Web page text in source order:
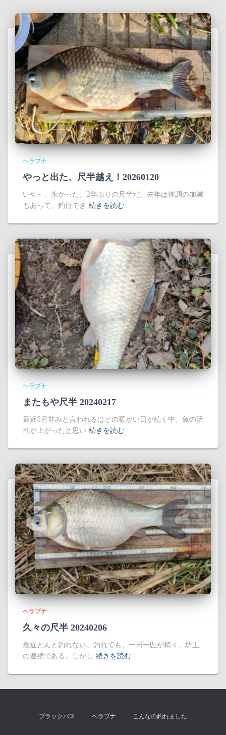
ヘラブナ
やっと出た、尺半越え！20260120
いや～、永かった。2年ぶりの尺半だ。去年は体調の加減
もあって、釣行でき 続きを読む
ヘラブナ
またもや尺半 20240217
最近3月並みと言われるほどの暖かい日が続く中、魚の活
性が上がったと思い 続きを読む
ヘラブナ
久々の尺半 20240206
最近とんと釣れない。釣れても、一日一匹が精々、坊主
の連続である。しかし 続きを読む
ブラックバス ヘラブナ こんなの釣れました